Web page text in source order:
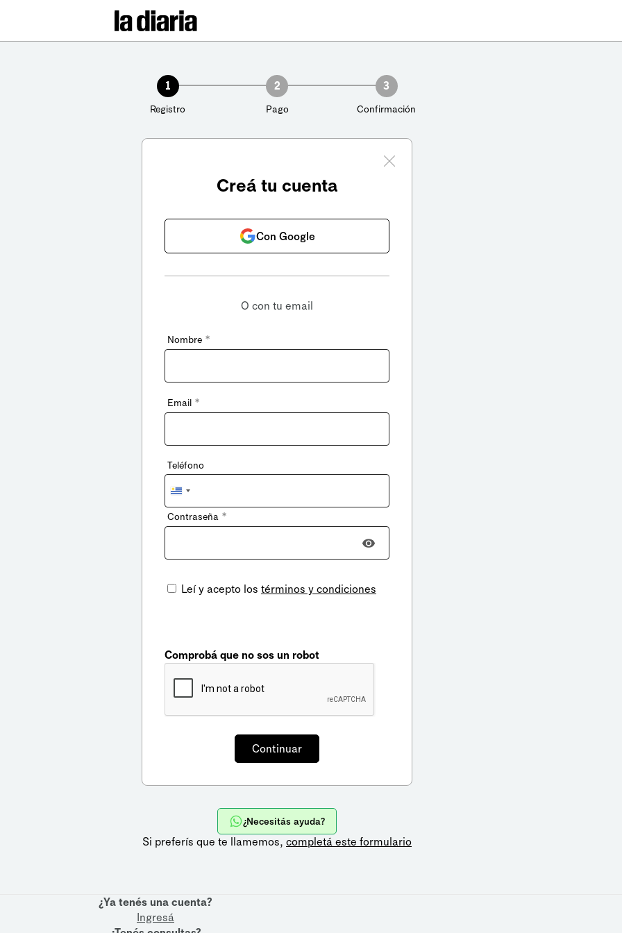
1
Registro
2
Pago
3
Confirmación
Creá tu cuenta
Con Google
O con tu email
Nombre *
Email *
Teléfono
Uruguay
+598
Contraseña *
Leí y acepto los términos y condiciones
Comprobá que no sos un robot
¿Necesitás ayuda?
Si preferís que te llamemos, completá este formulario
¿Ya tenés una cuenta?
Ingresá